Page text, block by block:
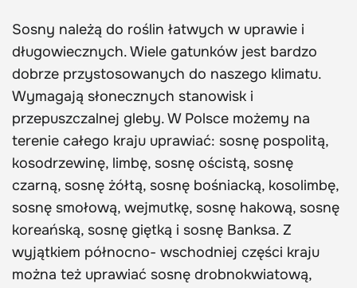
Sosny należą do roślin łatwych w uprawie i
długowiecznych. Wiele gatunków jest bardzo
dobrze przystosowanych do naszego klimatu.
Wymagają słonecznych stanowisk i
przepuszczalnej gleby. W Polsce możemy na
terenie całego kraju uprawiać: sosnę pospolitą,
kosodrzewinę, limbę, sosnę ościstą, sosnę
czarną, sosnę żółtą, sosnę bośniacką, kosolimbę,
sosnę smołową, wejmutkę, sosnę hakową, sosnę
koreańską, sosnę giętką i sosnę Banksa. Z
wyjątkiem północno- wschodniej części kraju
można też uprawiać sosnę drobnokwiatową,